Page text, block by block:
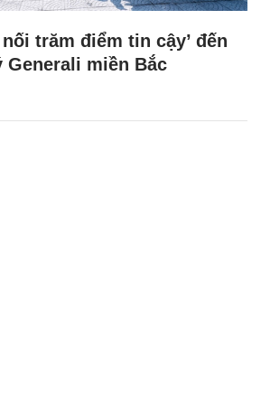
trăm điểm tin cậy’ đến
Generali miền Bắc